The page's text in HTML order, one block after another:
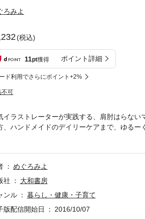
ろみよ
(税込)
11pt獲得 ポイント詳細
ド利用でさらにポイント+2%
不可
イラストレーターが実践する、肩肘はらな
、ハンドメイドのデイリーケアまで、ゆる
めぐろみよ
社
大和書房
ンル
暮らし・健康・子育て
版配信開始日
2016/10/07